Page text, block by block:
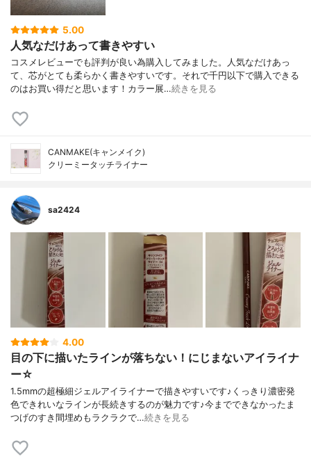
5.00
人気なだけあって書きやすい
コスメレビューでも評判が良い為購入してみました。人気なだけあっ
て、芯がとても柔らかく書きやすいです。それで千円以下で購入できる
のはお買い得だと思います！カラー展…続きを見る
CANMAKE(キャンメイク)
クリーミータッチライナー
sa2424
4.00
目の下に描いたラインが落ちない！にじまないアイライナ
ー☆
1.5mmの超極細ジェルアイライナーで描きやすいです♪くっきり濃密発
色できれいなラインが長続きするのが魅力です♪今までできなかったま
つげのすき間埋めもラクラクで…続きを見る